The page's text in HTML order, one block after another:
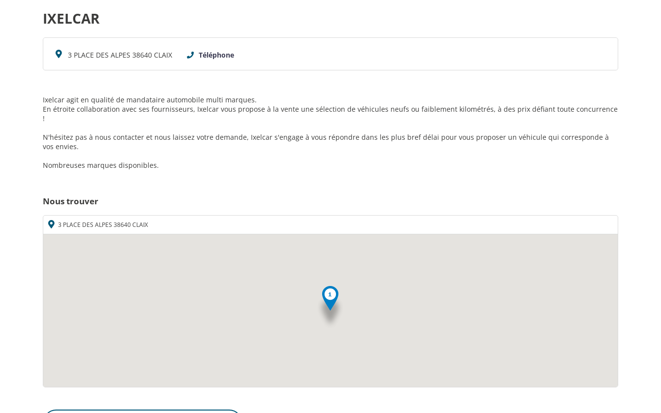
IXELCAR
3 PLACE DES ALPES 38640 CLAIX Téléphone
Ixelcar agit en qualité de mandataire automobile multi marques.
En étroite collaboration avec ses fournisseurs, Ixelcar vous propose à la vente une sélection de véhicules neufs ou faiblement kilométrés, à des prix défiant toute concurrence
!
N'hésitez pas à nous contacter et nous laissez votre demande, Ixelcar s'engage à vous répondre dans les plus bref délai pour vous proposer un véhicule qui corresponde à
vos envies.
Nombreuses marques disponibles.
Nous trouver
3 PLACE DES ALPES 38640 CLAIX